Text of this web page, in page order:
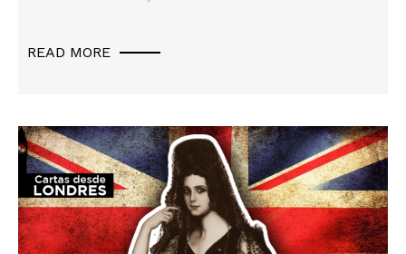
READ MORE